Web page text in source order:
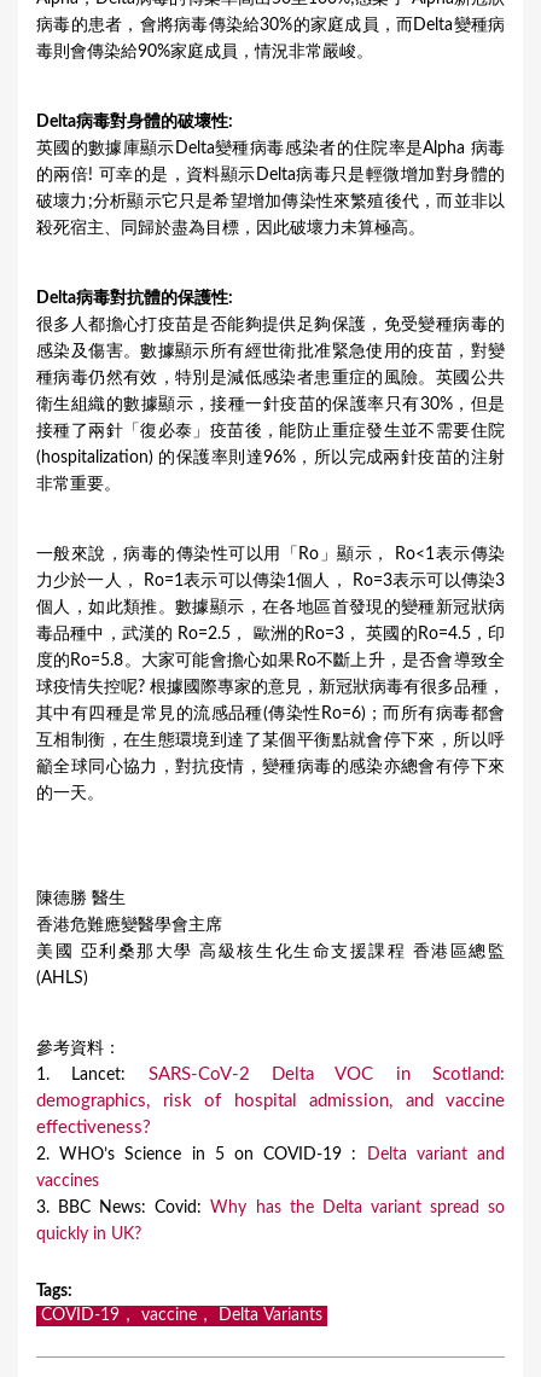
病毒的患者，會將病毒傳染給30%的家庭成員，而Delta變種病
毒則會傳染給90%家庭成員，情況非常嚴峻。
Delta病毒對身體的破壞性:
英國的數據庫顯示Delta變種病毒感染者的住院率是Alpha 病毒
的兩倍! 可幸的是，資料顯示Delta病毒只是輕微增加對身體的
破壞力;分析顯示它只是希望增加傳染性來繁殖後代，而並非以
殺死宿主、同歸於盡為目標，因此破壞力未算極高。
Delta病毒對抗體的保護性:
很多人都擔心打疫苗是否能夠提供足夠保護，免受變種病毒的
感染及傷害。數據顯示所有經世衛批准緊急使用的疫苗，對變
種病毒仍然有效，特別是減低感染者患重症的風險。英國公共
衛生組織的數據顯示，接種一針疫苗的保護率只有30%，但是
接種了兩針「復必泰」疫苗後，能防止重症發生並不需要住院
(hospitalization) 的保護率則達96%，所以完成兩針疫苗的注射
非常重要。
一般來說，病毒的傳染性可以用「Ro」顯示， Ro<1表示傳染
力少於一人， Ro=1表示可以傳染1個人， Ro=3表示可以傳染3
個人，如此類推。數據顯示，在各地區首發現的變種新冠狀病
毒品種中，武漢的 Ro=2.5， 歐洲的Ro=3， 英國的Ro=4.5，印
度的Ro=5.8。大家可能會擔心如果Ro不斷上升，是否會導致全
球疫情失控呢? 根據國際專家的意見，新冠狀病毒有很多品種，
其中有四種是常見的流感品種(傳染性Ro=6)；而所有病毒都會
互相制衡，在生態環境到達了某個平衡點就會停下來，所以呼
籲全球同心協力，對抗疫情，變種病毒的感染亦總會有停下來
的一天。
陳德勝 醫生
香港危難應變醫學會主席
美國 亞利桑那大學 高級核生化生命支援課程 香港區總監
(AHLS)
參考資料：
1. Lancet: SARS-CoV-2 Delta VOC in Scotland:
demographics, risk of hospital admission, and vaccine
effectiveness?
2. WHO’s Science in 5 on COVID-19 :
Delta variant and
vaccines
3. BBC News: Covid: Why has the Delta variant spread so
quickly in UK?
Tags:
COVID-19， vaccine， Delta Variants